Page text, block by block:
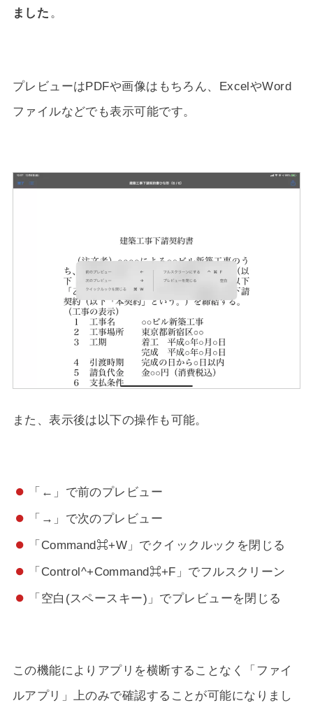
ました 。
プレビューはPDFや画像はもちろん、ExcelやWord
ファイルなどでも表示可能です。
また、表示後は以下の操作も可能。
「←」で前のプレビュー
「→」で次のプレビュー
「Command⌘+W」でクイックルックを閉じる
「Control^+Command⌘+F」でフルスクリーン
「空白(スペースキー)」でプレビューを閉じる
この機能によりアプリを横断することなく「ファイ
ルアプリ」上のみで確認することが可能になりまし